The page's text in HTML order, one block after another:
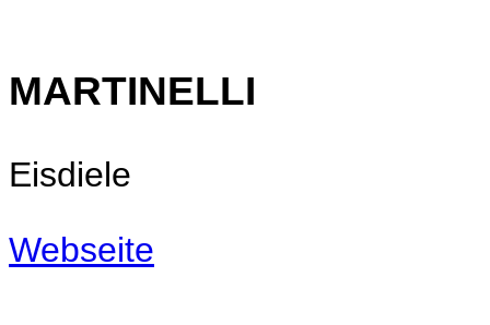
MARTINELLI
Eisdiele
Webseite